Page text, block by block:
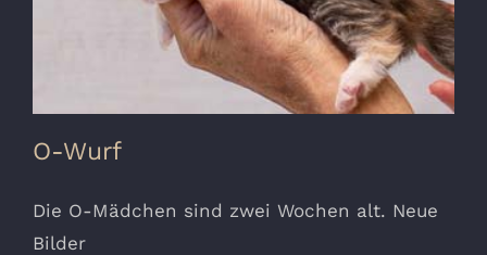
O-Wurf
Die O-Mädchen sind zwei Wochen alt. Neue
Bilder